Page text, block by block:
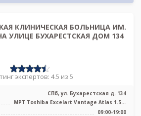
КЛИНИЧЕСКАЯ БОЛЬНИЦА ИМ.
УЛИЦЕ БУХАРЕСТСКАЯ ДОМ 134
экспертов: 4.5 из 5
СПб, ул. Бухарестская д. 134
МРТ Toshiba Excelart Vantage Atlas 1.5Т,
КТ Toshiba Aquilion Prime 160 ...
09:00-19:00